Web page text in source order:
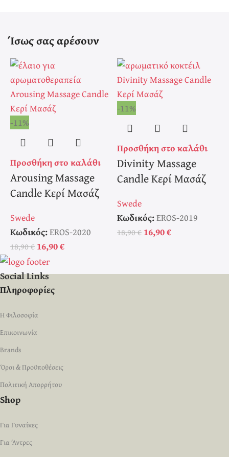
Ίσως σας αρέσουν
-11%
Προσθήκη στο καλάθι
Arousing Massage
Candle Κερί Μασάζ
Swede
Κωδικός:EROS-2020
18,90€ 16,90€
-11%
Προσθήκη στο καλάθι
Divinity Massage
Candle Κερί Μασάζ
Swede
Κωδικός:EROS-2019
18,90€ 16,90€
Social Links
Πληροφορίες
Η Φιλοσοφία
Επικοινωνία
Brands
Όροι & Προϋποθέσεις
Πολιτική Απορρήτου
Shop
Για Γυναίκες
Για Άντρες